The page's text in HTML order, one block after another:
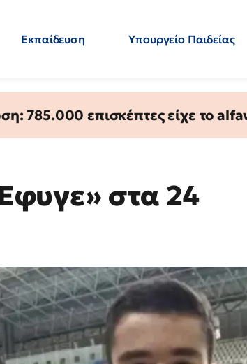
Εκπαίδευση Υπουργείο Παιδείας
785.000 επισκέπτες είχε το
στα 24